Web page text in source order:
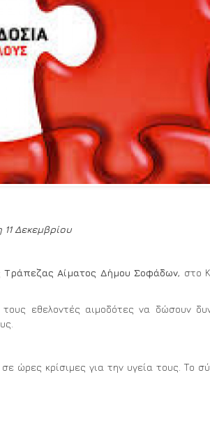
Δεκεμβρίου
Τράπεζας Αίματος Δήμου Σοφάδων, στο
εθελοντές αιμοδότες να δώσουν
ώρες κρίσιμες για την υγεία τους. Το